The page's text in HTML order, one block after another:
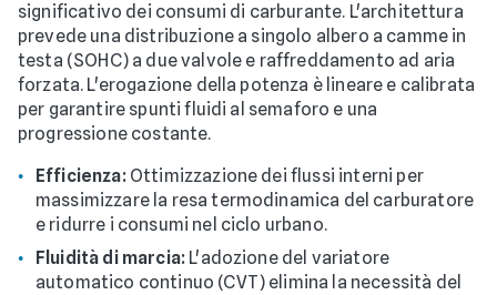
significativo dei consumi di carburante. L'architettura
prevede una distribuzione a singolo albero a camme in
testa (SOHC) a due valvole e raffreddamento ad aria
forzata. L'erogazione della potenza è lineare e calibrata
per garantire spunti fluidi al semaforo e una
progressione costante.
Efficienza:Ottimizzazione dei flussi interni per
massimizzare la resa termodinamica del carburatore
e ridurre i consumi nel ciclo urbano.
Fluidità di marcia: L'adozione del variatore
automatico continuo (CVT) elimina la necessità del